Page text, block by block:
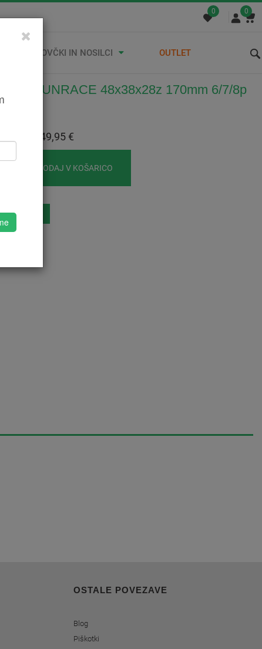
0 0
STREŠNI KOVČKI IN NOSILCI OUTLET
SUNRACE 48x38x28z 170mm 6/7/8p
49,95 €
DODAJ V KOŠARICO
Želja
OSTALE POVEZAVE
Blog
Piškotki